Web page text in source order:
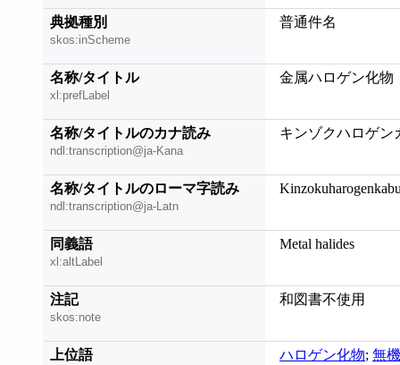
典拠種別
skos:inScheme
普通件名
名称/タイトル
xl:prefLabel
金属ハロゲン化物
名称/タイトルのカナ読み
ndl:transcription@ja-Kana
キンゾクハロゲン
名称/タイトルのローマ字読み
ndl:transcription@ja-Latn
同義語
xl:altLabel
Metal halides
注記
skos:note
和図書不使用
上位語 ハロゲン化物; 無